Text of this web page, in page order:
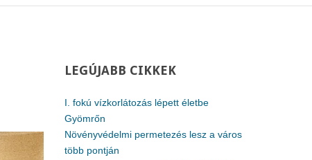
LEGÚJABB CIKKEK
I. fokú vízkorlátozás lépett életbe
Gyömrőn
Növényvédelmi permetezés lesz a város
több pontján